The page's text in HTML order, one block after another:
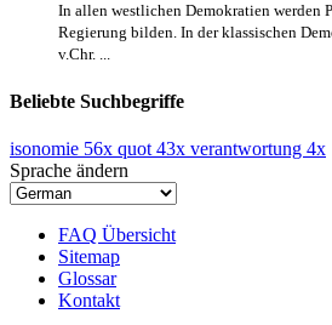
In allen westlichen Demokratien werden
Regierung bilden. In der klassischen
v.Chr. ...
Beliebte Suchbegriffe
isonomie 56x quot 43x verantwortung 4x
Sprache ändern
FAQ Übersicht
Sitemap
Glossar
Kontakt